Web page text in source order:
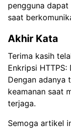
pengguna
saat
Akhir Kata
Terima kasih
Enkripsi HTTPS:
Dengan adanya
keamanan saat
terjaga.
Semoga artikel